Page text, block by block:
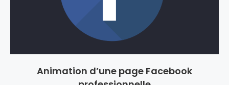
Animation d’une page Facebook